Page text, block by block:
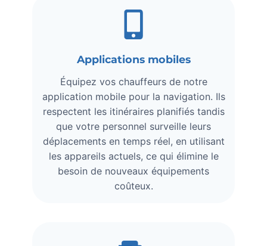
Applications mobiles
Équipez vos chauffeurs de notre
application mobile pour la navigation. Ils
respectent les itinéraires planifiés tandis
que votre personnel surveille leurs
déplacements en temps réel, en utilisant
les appareils actuels, ce qui élimine le
besoin de nouveaux équipements
coûteux.